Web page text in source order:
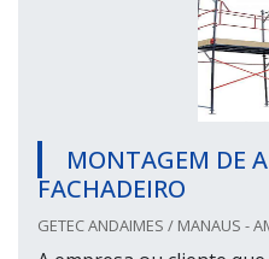
MONTAGEM DE
FACHADEIRO
GETEC ANDAIMES / MANAUS -